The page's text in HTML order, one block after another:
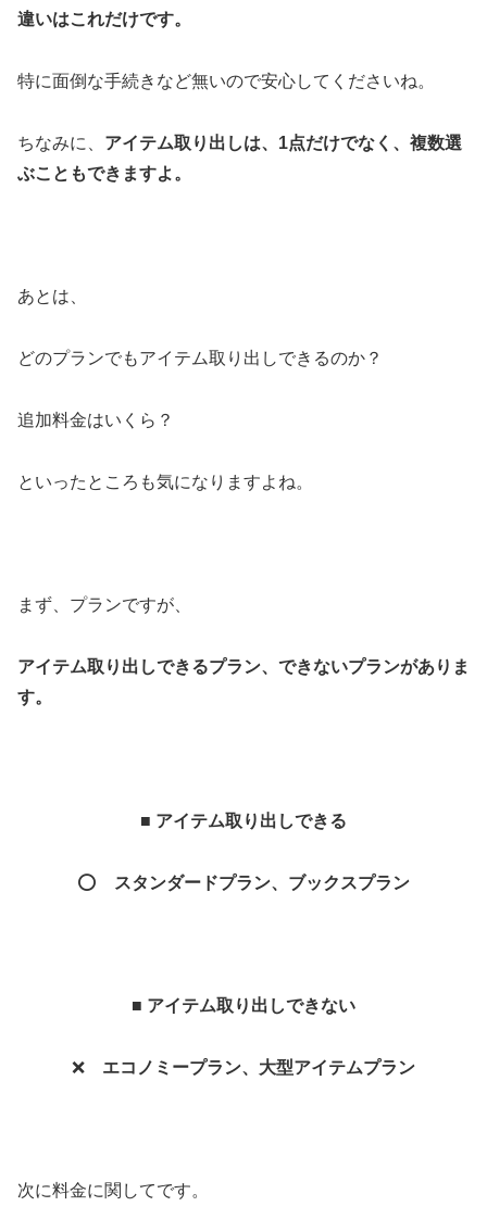
違いはこれだけです。
特に面倒な手続きなど無いので安心してくださいね。
ちなみに、 アイテム取り出しは、1点だけでなく、複数選
ぶこともできますよ。
あとは、
どのプランでもアイテム取り出しできるのか？
追加料金はいくら？
といったところも気になりますよね。
まず、プランですが、
アイテム取り出しできるプラン、できないプランがありま
す。
■ アイテム取り出しできる
⭕️ スタンダードプラン、ブックスプラン
■ アイテム取り出しできない
❌ エコノミープラン、大型アイテムプラン
次に料金に関してです。